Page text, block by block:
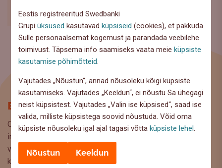
Eestis registreeritud Swedbanki
Grupiüksused kasutavadküpsiseid (cookies), et pakkuda
Sulle personaalsemat kogemust ja parandada veebilehe
toimivust. Täpsema info saamiseks vaata meieküpsiste
kasutamise põhimõtteid
Vajutades „Nõustun“, annad nõusoleku kõigi küpsiste
kasutamiseks. Vajutades „Keeldun“, ei nõustu Sa ühegagi
neist küpsistest. Vajutades „Valin ise küpsised“, saad ise
valida, milliste küpsistega soovid nõustuda. Võid oma
küpsiste nõusoleku igal ajal tagasi võttaküpsiste lehel
Nõustun Keeldun
Blogi
Oled Swedbanki blogi lehel, kus pakume lugejaile huvitavat
infot ja kasulikke nõuandeid, et saaksite teha kaalutud
valikuid oma rahaasjade korraldamisel. Ootame väga teie
küsimusi, ettepanekuid ja arvamusi, millistel teemadel siit